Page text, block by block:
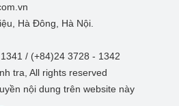
Hà Đông, Hà Nội.
/ (+84)24 3728 - 1342
tra, All rights reserved
nội dung trên website này